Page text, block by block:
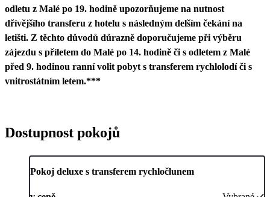
odletu z Malé po 19. hodině upozorňujeme na nutnost
dřívějšího transferu z hotelu s následným delším čekání na
letišti. Z těchto důvodů důrazně doporučujeme při výběru
zájezdu s příletem do Malé po 14. hodině či s odletem z Malé
před 9. hodinou ranní volit pobyt s transferem rychlolodí či s
vnitrostátním letem.***
Dostupnost pokojů
Pokoj deluxe s transferem rychločlunem